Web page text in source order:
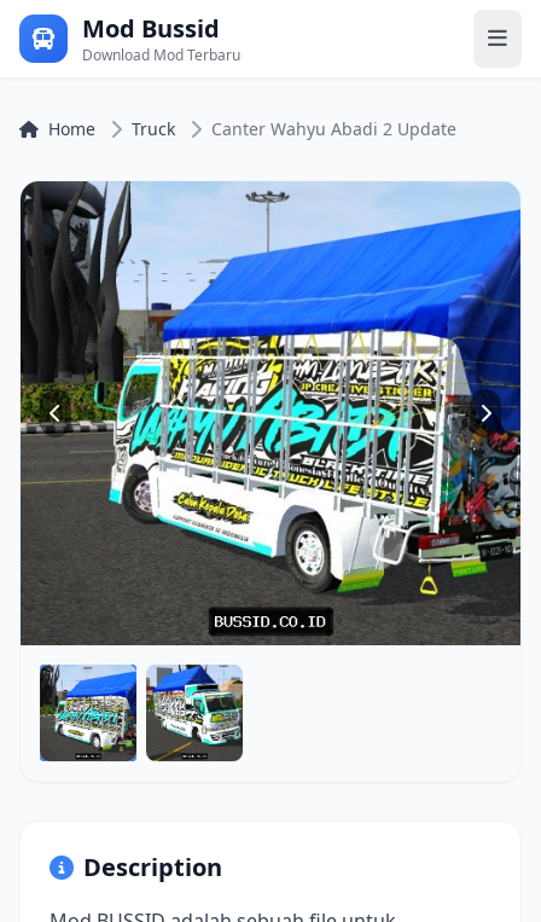
Mod Bussid
Download Mod Terbaru
Home Truck Canter Wahyu Abadi 2 Update
Description